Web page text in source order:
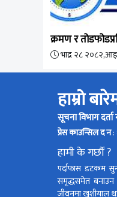
क्रमण र
भाद्र २८
हाम्रो
सूचना विभाग दर्ता
प्रेस काउन्सिल द न:
हामी के गर्छौं ?
पर्दाफास डटकम
समृद्धसमेत बनाउन
जीवनमा खुशीयाल